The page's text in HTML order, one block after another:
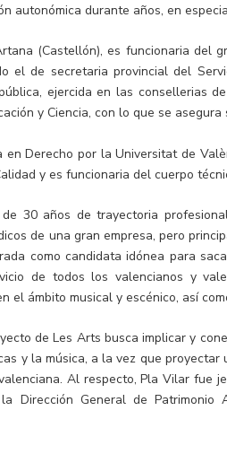
autonómica durante años, en
(Castellón), es funcionaria del
el de secretaria provincial del
ejercida en las consellerias
y Ciencia, con lo que se
en Derecho por la Universitat de
y es funcionaria del cuerpo
30 años de trayectoria
de una gran empresa, pero
como candidata idónea para
de todos los valencianos y
el ámbito musical y escénico, así
de Les Arts busca implicar y
y la música, a la vez que
Al respecto, Pla Vilar fue
Dirección General de